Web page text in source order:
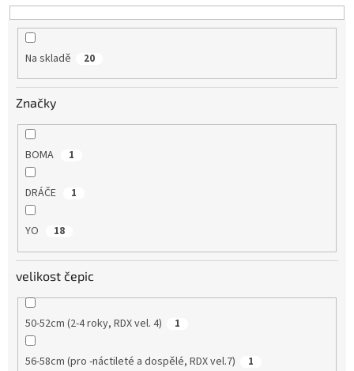
u
Na skladě 20
Značky
BOMA 1
DRÁČE 1
YO 18
velikost čepic
50-52cm (2-4 roky, RDX vel. 4) 1
56-58cm (pro -náctileté a dospělé, RDX vel.7) 1